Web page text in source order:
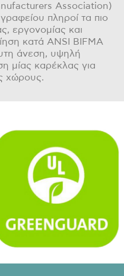
Association)
γραφείου πληροί τα πιο
εργονομίας και
κατά ANSI BIFMA
άνεση, υψηλή
μίας καρέκλας για
χώρους.